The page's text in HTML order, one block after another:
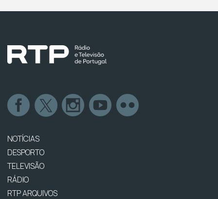
NOTÍCIAS
DESPORTO
TELEVISÃO
RÁDIO
RTP ARQUIVOS